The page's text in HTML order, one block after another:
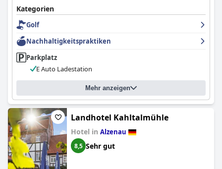
Kategorien
Golf
Nachhaltigkeitspraktiken
Parkplatz
E Auto Ladestation
Mehr anzeigen
Landhotel Kahltalmühle
Hotel in Alzenau
8,5 Sehr gut